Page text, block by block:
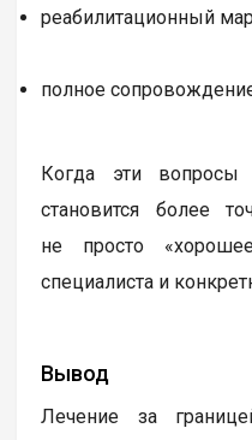
реабилитационный
полное
Когда эти
становится более
не просто
специалиста и
Вывод
Лечение за